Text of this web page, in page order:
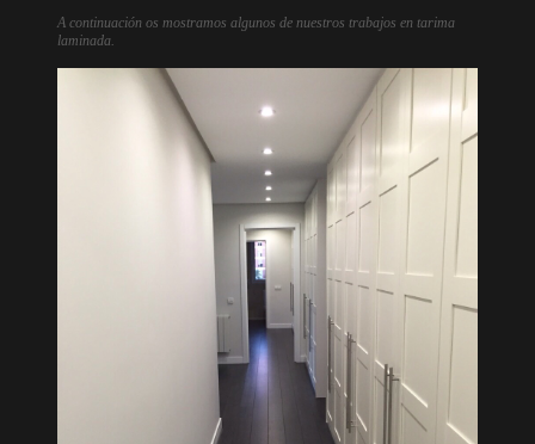
A continuación os mostramos algunos de nuestros trabajos en tarima
laminada.